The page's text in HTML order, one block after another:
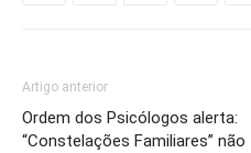
Artigo anterior
Ordem dos Psicólogos alerta:
“Constelações Familiares” não